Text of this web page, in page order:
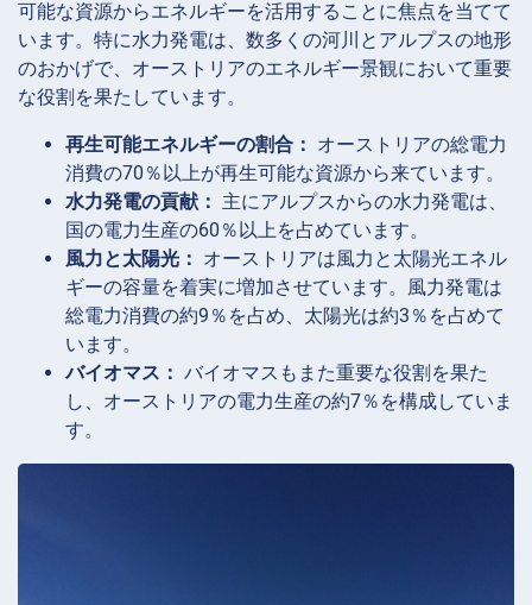
可能な資源からエネルギーを活用することに焦点を当てて
います。特に水力発電は、数多くの河川とアルプスの地形
のおかげで、オーストリアのエネルギー景観において重要
な役割を果たしています。
再生可能エネルギーの割合： オーストリアの総電力
消費の70％以上が再生可能な資源から来ています。
水力発電の貢献： 主にアルプスからの水力発電は、
国の電力生産の60％以上を占めています。
風力と太陽光： オーストリアは風力と太陽光エネル
ギーの容量を着実に増加させています。風力発電は
総電力消費の約9％を占め、太陽光は約3％を占めて
います。
バイオマス： バイオマスもまた重要な役割を果た
し、オーストリアの電力生産の約7％を構成していま
す。